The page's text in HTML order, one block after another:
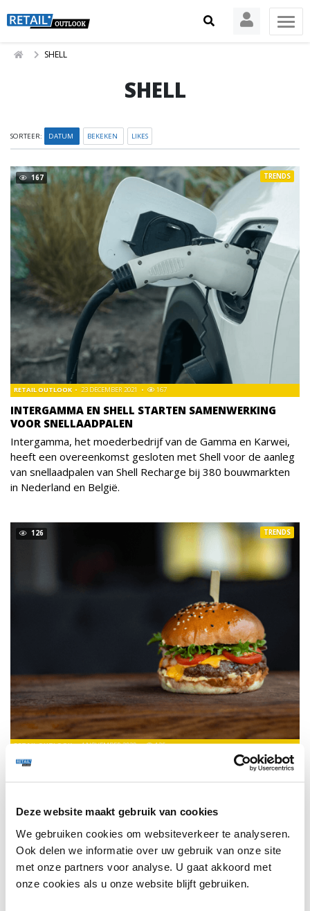
Deze website maakt gebruik van cookies
We gebruiken cookies om websiteverkeer te analyseren.
Ook delen we informatie over uw gebruik van onze site
met onze partners voor analyse. U gaat akkoord met
onze cookies als u onze website blijft gebruiken.
SHELL
SHELL
SORTEER: DATUM BEKEKEN LIKES
167
INTERGAMMA EN SHELL STARTEN SAMENWERKING
VOOR SNELLAADPALEN
RETAIL OUTLOOK 23 DECEMBER 2021 167
TRENDS
Intergamma, het moederbedrijf van de Gamma en Karwei,
heeft een overeenkomst gesloten met Shell voor de aanleg
van snellaadpalen van Shell Recharge bij 380 bouwmarkten
in Nederland en België.
126
VEGETARISCHE BURGERS NU OOK LANGS DE WEG
RETAIL OUTLOOK 4 NOVEMBER 2020 126
TRENDS
natuurlijke en plantaardige ingrediënten.
TRENDS